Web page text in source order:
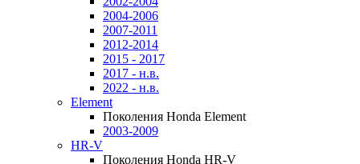
2004-2006
2007-2011
2012-2014
2015 - 2017
2017 - н.в.
2022 - н.в.
Element
Поколения Honda Element
2003-2009
HR-V
Поколения Honda HR-V